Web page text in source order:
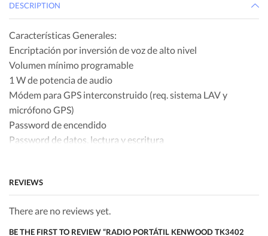
DESCRIPTION
Características Generales:
Encriptación por inversión de voz de alto nivel
Volumen mínimo programable
1 W de potencia de audio
Módem para GPS interconstruido (req. sistema LAV y
micrófono GPS)
Password de encendido
Password de datos, lectura y escritura
tiempo preestablecido
Identificación auditiva de canal en múltiples idiomas
Indica de forma audible si el canal de operación tiene
activado el encriptor y el VOX
REVIEWS
There are no reviews yet.
BE THE FIRST TO REVIEW “RADIO PORTÁTIL KENWOOD TK3402